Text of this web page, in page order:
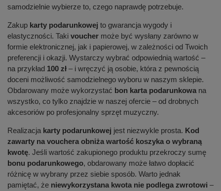
samodzielnie wybierze to, czego naprawdę potrzebuje.
Zakup karty podarunkowej to gwarancja wygody i
elastyczności. Taki voucher może być wysłany zarówno w
formie elektronicznej, jak i papierowej, w zależności od Twoich
preferencji i okazji. Wystarczy wybrać odpowiednią wartość –
na przykład 100 zł – i wręczyć ją osobie, która z pewnością
doceni możliwość samodzielnego wyboru w naszym sklepie.
Obdarowany może wykorzystać bon karta podarunkowa na
wszystko, co tylko znajdzie w naszej ofercie – od drobnych
akcesoriów po profesjonalny sprzęt muzyczny.
Realizacja karty podarunkowej jest niezwykle prosta. Kod
zawarty na vouchera obniża wartość koszyka o wybraną
kwotę. Jeśli wartość zakupionego produktu przekroczy sumę
bonu podarunkowego, obdarowany może łatwo dopłacić
różnicę w wybrany przez siebie sposób. Warto jednak
pamiętać, że niewykorzystana kwota nie podlega zwrotowi –